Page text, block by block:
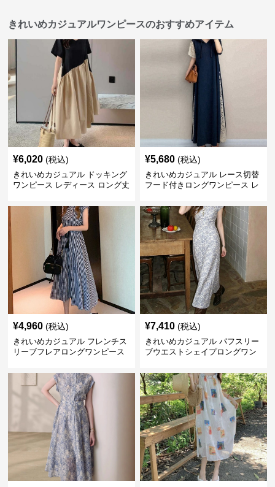
きれいめカジュアルワンピースのおすすめアイテム
¥6,020 (税込)
きれいめカジュアル ドッキング
ワンピース レディース ロング丈
ー 切り替え Tシャツワンピ 個性
¥5,680 (税込)
きれいめカジュアル レース切替
フード付きロングワンピース レ
大人ナチュラル 夏コーデ
¥4,960 (税込)
きれいめカジュアル フレンチス
リーブフレアロングワンピース
人ナチュラル ゆったり大きいサ
イズ 夏ワンピ
¥7,410 (税込)
きれいめカジュアル パフスリー
ブウエストシェイプロングワン
ブルー花柄 レトロ夏ワンピ